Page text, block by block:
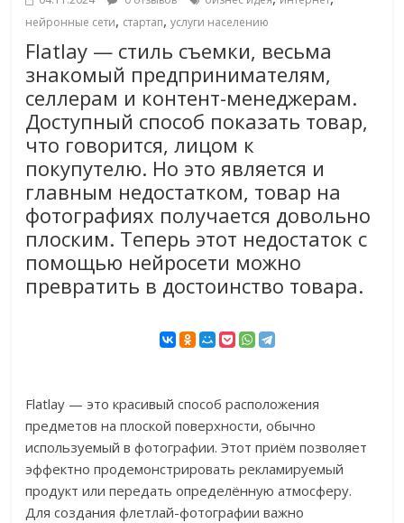
нейронные сети, стартап,услуги населению
Flatlay — стиль съемки, весьма
знакомый предпринимателям,
селлерам и контент-менеджерам.
Доступный способ показать товар,
что говорится, лицом к
покупутелю. Но это является и
главным недостатком, товар на
фотографиях получается довольно
плоским. Теперь этот недостаток с
помощью нейросети можно
превратить в достоинство товара.
Flatlay — это красивый способ расположения
предметов на плоской поверхности, обычно
используемый в фотографии. Этот приём позволяет
эффектно продемонстрировать рекламируемый
продукт или передать определённую атмосферу.
Для создания флетлай-фотографии важно